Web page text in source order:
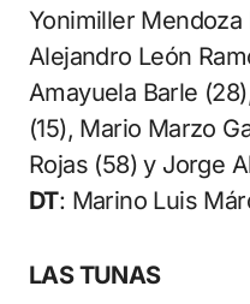
Yonimiller Mendoza
Alejandro León
Amayuela Barle
(15), Mario Marzo
Rojas (58) y Jorge
DT: Marino Luis
LAS TUNAS